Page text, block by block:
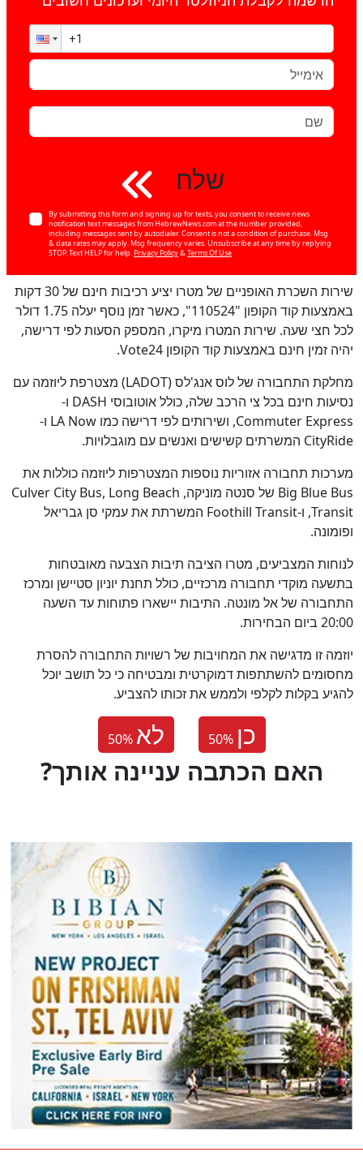
שלח
By submitting this form and signing up for texts, you consent to receive news
notification text messages from HebrewNews.com at the number provided,
including messages sent by autodialer. Consent is not a condition of purchase. Msg
& data rates may apply. Msg frequency varies. Unsubscribe at any time by replying
STOP. Text HELP for help.Privacy Policy&Terms Of Use
שירות השכרת האופניים של מטרו יציע רכיבות חינם של 30 דקות
באמצעות קוד הקופון "110524", כאשר זמן נוסף יעלה 1.75 דולר
לכל חצי שעה. שירות המטרו מיקרו, המספק הסעות לפי דרישה,
יהיה זמין חינם באמצעות קוד הקופון Vote24.
מחלקת התחבורה של לוס אנג'לס (LADOT) מצטרפת ליוזמה עם
נסיעות חינם בכל צי הרכב שלה, כולל אוטובוסי DASH ו-
Commuter Express, ושירותים לפי דרישה כמו LA Now ו-
CityRide המשרתים קשישים ואנשים עם מוגבלויות.
מערכות תחבורה אזוריות נוספות המצטרפות ליוזמה כוללות את
Big Blue Bus של סנטה מוניקה, Culver City Bus, Long Beach
Transit, ו-Foothill Transit המשרתת את עמקי סן גבריאל
ופומונה.
לנוחות המצביעים, מטרו הציבה תיבות הצבעה מאובטחות
בתשעה מוקדי תחבורה מרכזיים, כולל תחנת יוניון סטיישן ומרכז
התחבורה של אל מונטה. התיבות יישארו פתוחות עד השעה
20:00 ביום הבחירות.
יוזמה זו מדגישה את המחויבות של רשויות התחבורה להסרת
מחסומים להשתתפות דמוקרטית ומבטיחה כי כל תושב יוכל
להגיע בקלות לקלפי ולממש את זכותו להצביע.
50% לא 50% כן
?האם הכתבה עניינה אותך